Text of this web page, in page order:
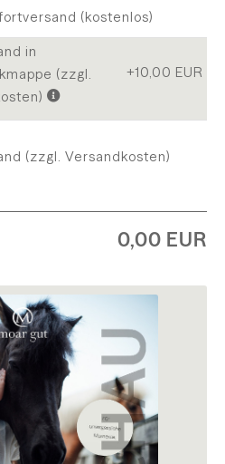
(kostenlos)
in
(zzgl.
+10,00 EUR
(zzgl. Versandkosten)
0,00 EUR